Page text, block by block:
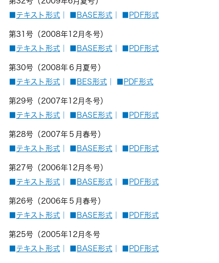
テキスト形式｜ BASE形式｜ PDF形式
第31号（2008年12月冬号）
テキスト形式｜ BASE形式｜ PDF形式
第30号（2008年６月夏号）
テキスト形式｜ BES形式｜ PDF形式
第29号（2007年12月冬号）
テキスト形式｜ BASE形式｜ PDF形式
第28号（2007年５月春号）
テキスト形式｜ BASE形式｜ PDF形式
第27号（2006年12月冬号）
テキスト形式｜ BASE形式｜ PDF形式
第26号（2006年５月春号）
テキスト形式｜ BASE形式｜ PDF形式
第25号（2005年12月冬号
テキスト形式｜ BASE形式｜ PDF形式